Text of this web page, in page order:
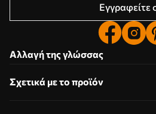
Εγγραφείτε
Αλλαγή της γλώσσας
Σχετικά με το προϊόν